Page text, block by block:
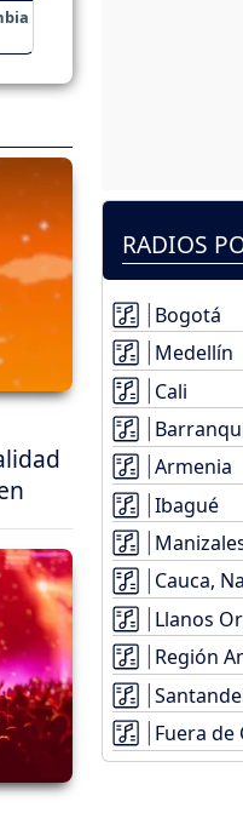
RADIOS
Bogotá
Medellín
Cali
Armenia
Ibagué
Cauca,
Llanos
Región
Fuera de